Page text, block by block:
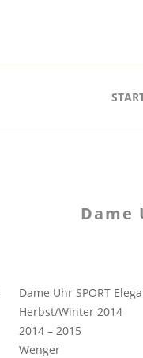
Dame
Dame Uhr SPORT
Herbst/Winter 2014
2014 – 2015
Wenger